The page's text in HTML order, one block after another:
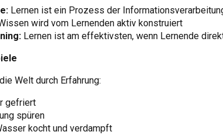
Lernen ist ein Prozess der
wird vom Lernenden aktiv konstruiert
Lernen ist am effektivsten, wenn Lernende
Welt durch Erfahrung:
gefriert
spüren
kocht und verdampft